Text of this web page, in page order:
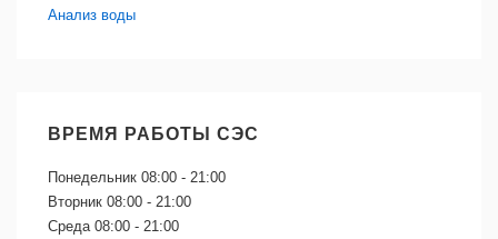
Анализ воды
ВРЕМЯ РАБОТЫ СЭС
Понедельник 08:00 - 21:00
Вторник 08:00 - 21:00
Среда 08:00 - 21:00